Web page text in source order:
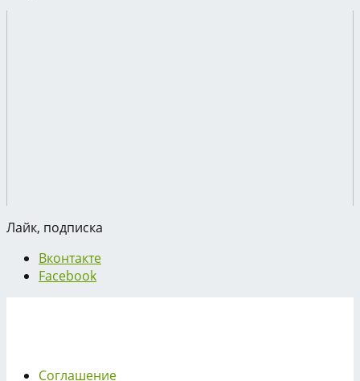
Лайк, подписка
Вконтакте
Facebook
Соглашение